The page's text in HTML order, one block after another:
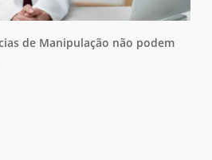
de Manipulação não podem